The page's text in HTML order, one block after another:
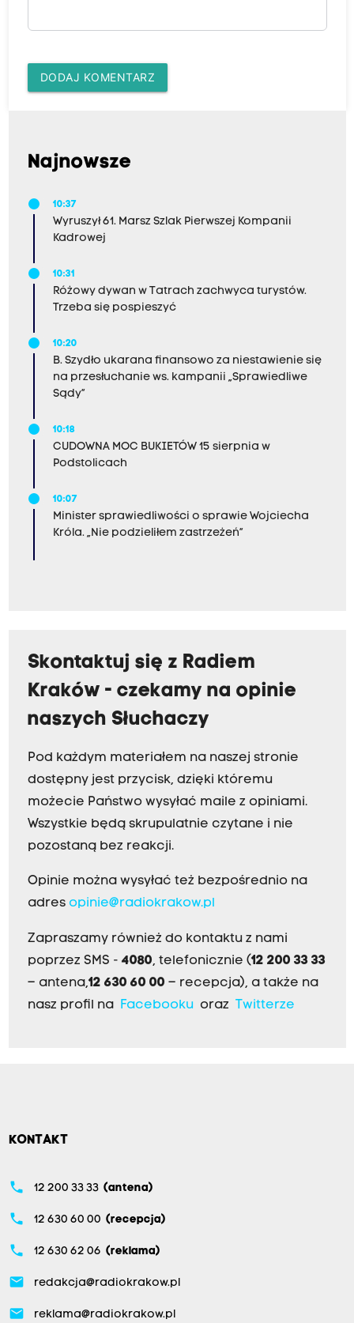
DODAJ KOMENTARZ
Najnowsze
10:37
Wyruszył 61. Marsz Szlak Pierwszej Kompanii
Kadrowej
10:31
Różowy dywan w Tatrach zachwyca turystów.
Trzeba się pospieszyć
10:20
B. Szydło ukarana finansowo za niestawienie się
na przesłuchanie ws. kampanii „Sprawiedliwe
Sądy”
10:18
CUDOWNA MOC BUKIETÓW 15 sierpnia w
Podstolicach
10:07
Minister sprawiedliwości o sprawie Wojciecha
Króla. „Nie podzieliłem zastrzeżeń”
Skontaktuj się z Radiem
Kraków - czekamy na opinie
naszych Słuchaczy
Pod każdym materiałem na naszej stronie
dostępny jest przycisk, dzięki któremu
możecie Państwo wysyłać maile z opiniami.
Wszystkie będą skrupulatnie czytane i nie
pozostaną bez reakcji.
Opinie można wysyłać też bezpośrednio na
adres opinie@radiokrakow.pl
Zapraszamy również do kontaktu z nami
poprzez SMS - 4080, telefonicznie (12 200 33 33
– antena,12 630 60 00 – recepcja), a także na
nasz profil na
Facebookuoraz Twitterze
KONTAKT
phone 12 200 33 33 (antena)
phone 12 630 60 00 (recepcja)
phone 12 630 62 06 (reklama)
email redakcja@radiokrakow.pl
email reklama@radiokrakow.pl